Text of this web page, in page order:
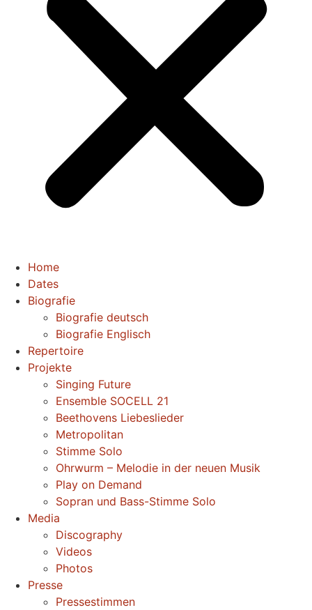
Home
Dates
Biografie
Biografie deutsch
Biografie Englisch
Repertoire
Projekte
Singing Future
Ensemble SOCELL 21
Beethovens Liebeslieder
Metropolitan
Stimme Solo
Ohrwurm – Melodie in der neuen Musik
Play on Demand
Sopran und Bass-Stimme Solo
Media
Discography
Videos
Photos
Presse
Pressestimmen